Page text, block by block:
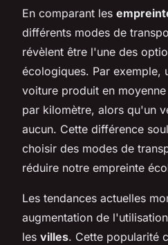
En comparant les
différents modes de
révèlent être l'une des
écologiques. Par exemple,
voiture produit en
par kilomètre, alors qu'un
aucun. Cette différence
choisir des modes de
réduire notre empreinte
Les tendances actuelles
augmentation de
les villes. Cette popularité